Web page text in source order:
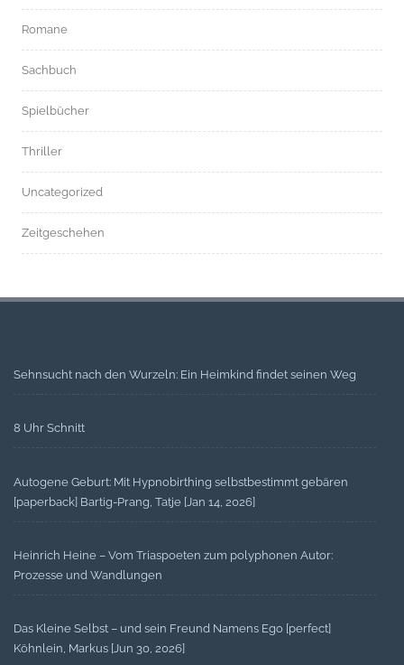
Romane
Sachbuch
Spielbücher
Thriller
Uncategorized
Zeitgeschehen
Sehnsucht nach den Wurzeln: Ein Heimkind findet seinen Weg
8 Uhr Schnitt
Autogene Geburt: Mit Hypnobirthing selbstbestimmt gebären
[paperback] Bartig-Prang, Tatje [Jan 14, 2026]
Heinrich Heine – Vom Triaspoeten zum polyphonen Autor:
Prozesse und Wandlungen
Das Kleine Selbst – und sein Freund Namens Ego [perfect]
Köhnlein, Markus [Jun 30, 2026]